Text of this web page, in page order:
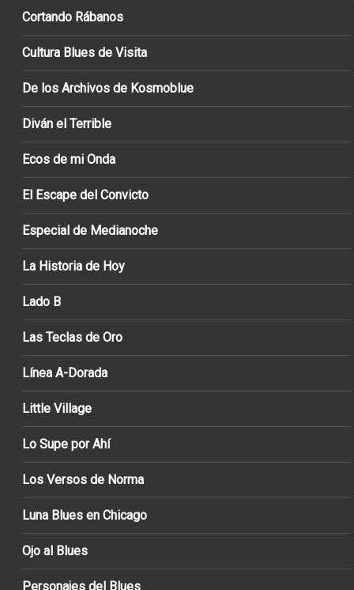
Cortando Rábanos
Cultura Blues de Visita
De los Archivos de Kosmoblue
Diván el Terrible
Ecos de mi Onda
El Escape del Convicto
Especial de Medianoche
La Historia de Hoy
Lado B
Las Teclas de Oro
Línea A-Dorada
Little Village
Lo Supe por Ahí
Los Versos de Norma
Luna Blues en Chicago
Ojo al Blues
Personajes del Blues